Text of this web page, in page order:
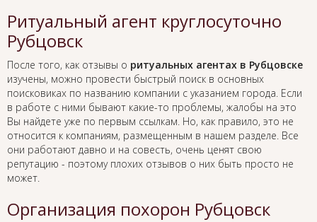
Ритуальный агент круглосуточно
Рубцовск
После того, как отзывы о ритуальных агентах в Рубцовске
изучены, можно провести быстрый поиск в основных
поисковиках по названию компании с указанием города. Если
в работе с ними бывают какие-то проблемы, жалобы на это
Вы найдете уже по первым ссылкам. Но, как правило, это не
относится к компаниям, размещенным в нашем разделе. Все
они работают давно и на совесть, очень ценят свою
репутацию - поэтому плохих отзывов о них быть просто не
может.
Организация похорон Рубцовск